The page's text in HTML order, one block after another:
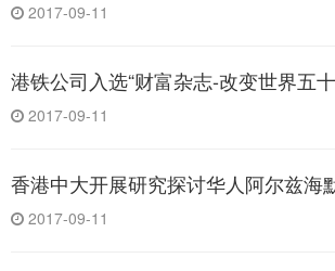
2017-09-11
港铁公司入选“财富杂志-改变世界五
2017-09-11
香港中大开展研究探讨华人阿尔兹海
2017-09-11